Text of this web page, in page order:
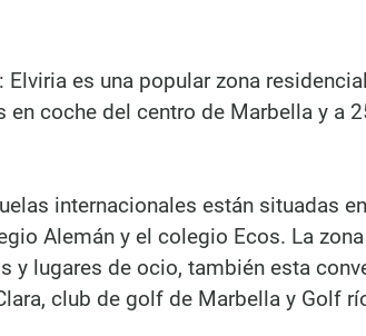
es una popular zona
en coche del centro de Marbella y a
internacionales están situadas
Alemán y el colegio Ecos. La
y lugares de ocio, también esta
club de golf de Marbella y Golf